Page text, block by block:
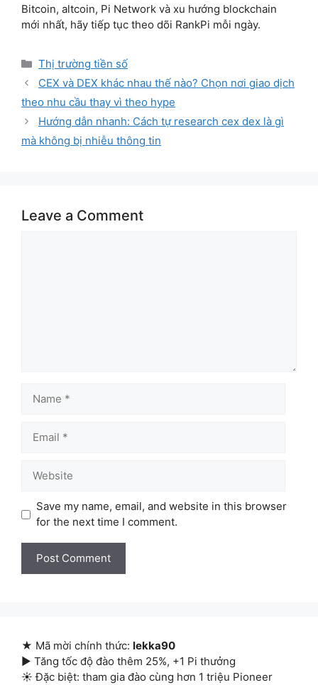
Bitcoin, altcoin, Pi Network và xu hướng blockchain
mới nhất, hãy tiếp tục theo dõi RankPi mỗi ngày.
Categories
Thị trường tiền số
CEX và DEX khác nhau thế nào? Chọn nơi giao dịch
theo nhu cầu thay vì theo hype
Hướng dẫn nhanh: Cách tự research cex dex là gì
mà không bị nhiễu thông tin
Leave a Comment
Save my name, email, and website in this browser
for the next time I comment.
★ Mã mời chính thức: lekka90
▶ Tăng tốc độ đào thêm 25%, +1 Pi thưởng
☀ Đặc biệt: tham gia đào cùng hơn 1 triệu Pioneer